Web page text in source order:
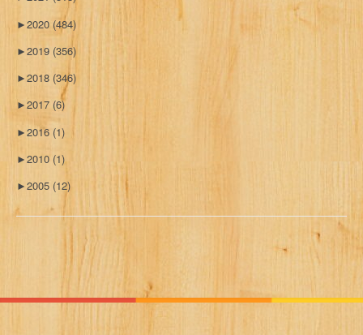
►2020 (484)
►2019 (356)
►2018 (346)
►2017 (6)
►2016 (1)
►2010 (1)
►2005 (12)